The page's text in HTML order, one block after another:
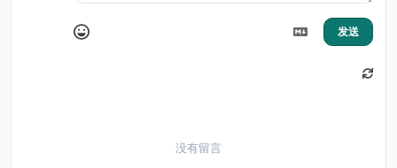
发送
没有留言